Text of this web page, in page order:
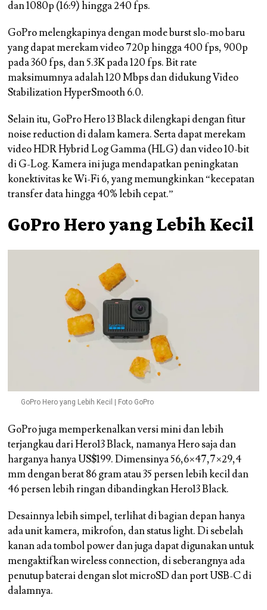
dan 1080p (16:9) hingga 240 fps.
GoPro melengkapinya dengan mode burst slo-mo baru
yang dapat merekam video 720p hingga 400 fps, 900p
pada 360 fps, dan 5.3K pada 120 fps. Bit rate
maksimumnya adalah 120 Mbps dan didukung Video
Stabilization HyperSmooth 6.0.
Selain itu, GoPro Hero 13 Black dilengkapi dengan fitur
noise reduction di dalam kamera. Serta dapat merekam
video HDR Hybrid Log Gamma (HLG) dan video 10-bit
di G-Log. Kamera ini juga mendapatkan peningkatan
konektivitas ke Wi-Fi 6, yang memungkinkan “kecepatan
transfer data hingga 40% lebih cepat.”
GoPro Hero yang Lebih Kecil
GoPro Hero yang Lebih Kecil | Foto GoPro
GoPro juga memperkenalkan versi mini dan lebih
terjangkau dari Hero13 Black, namanya Hero saja dan
harganya hanya US$199. Dimensinya 56,6×47,7×29,4
mm dengan berat 86 gram atau 35 persen lebih kecil dan
46 persen lebih ringan dibandingkan Hero13 Black.
Desainnya lebih simpel, terlihat di bagian depan hanya
ada unit kamera, mikrofon, dan status light. Di sebelah
kanan ada tombol power dan juga dapat digunakan untuk
mengaktifkan wireless connection, di seberangnya ada
penutup baterai dengan slot microSD dan port USB-C di
dalamnya.